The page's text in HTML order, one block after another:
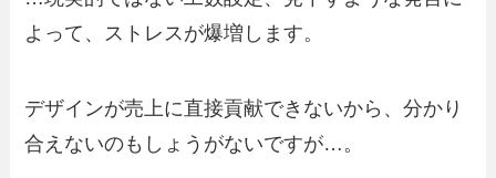
よって、ストレスが爆増します。
デザインが売上に直接貢献できないから、分かり
合えないのもしょうがないですが…。